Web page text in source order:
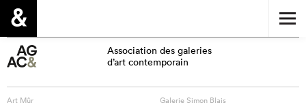
Association des galeries
d’art contemporain
Art Mûr
Galerie Simon Blais